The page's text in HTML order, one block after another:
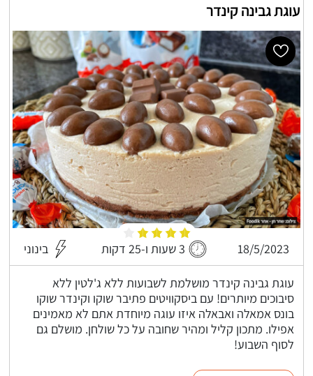
עוגת גבינה קינדר
18/5/2023 3 שעות ו-25 דקות בינוני
עוגת גבינה קינדר מושלמת לשבועות ללא ג'לטין ללא
סיבוכים מיותרים! עם ביסקוויטים פתיבר שוקו וקינדר שוקו
בונס אמאלה ואבאלה איזו עוגה מיוחדת אתם לא מאמינים
אפילו. מתכון קליל ומהיר שחובה על כל שולחן. מושלם גם
לסוף השבוע!